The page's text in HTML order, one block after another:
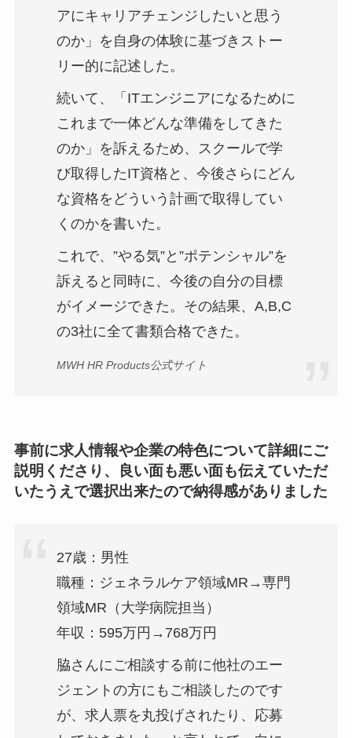
アにキャリアチェンジしたいと思う
のか」を自身の体験に基づきストー
リー的に記述した。
続いて、「ITエンジニアになるために
これまで一体どんな準備をしてきた
のか」を訴えるため、スクールで学
び取得したIT資格と、今後さらにどん
な資格をどういう計画で取得してい
くのかを書いた。
これで、”やる気”と”ポテンシャル”を
訴えると同時に、今後の自分の目標
がイメージできた。その結果、A,B,C
の3社に全て書類合格できた。
MWH HR Products公式サイト
事前に求人情報や企業の特色について詳細にご
説明くださり、良い面も悪い面も伝えていただ
いたうえで選択出来たので納得感がありました
27歳：男性
職種：ジェネラルケア領域MR→専門
領域MR（大学病院担当）
年収：595万円→768万円
脇さんにご相談する前に他社のエー
ジェントの方にもご相談したのです
が、求人票を丸投げされたり、応募